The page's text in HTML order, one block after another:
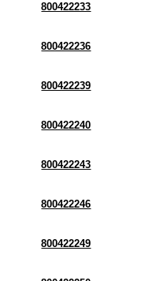
800422233
800422236
800422239
800422240
800422243
800422246
800422249